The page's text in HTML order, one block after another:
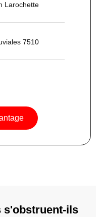
Larochette
7510
s'obstruent-ils